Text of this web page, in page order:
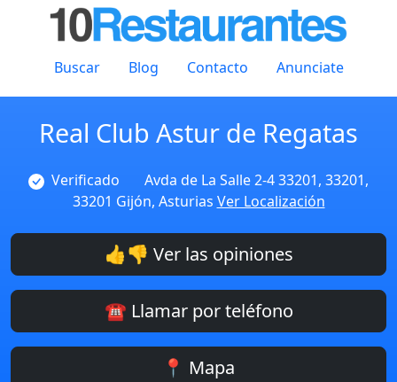
Buscar Blog Contacto Anunciate
Real Club Astur de Regatas
Verificado
Avda de La Salle 2-4 33201, 33201,
33201 Gijón, Asturias Ver Localización
👍👎 Ver las opiniones
☎️ Llamar por teléfono
📍 Mapa